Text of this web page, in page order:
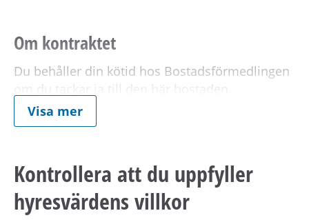
Om kontraktet
Du behåller din kötid hos Bostadsförmedlingen
om du tackar ja till den här bostaden.
Boendetiden kan bli längre än beräknat på
grund av planerad renovering i området.
Visa mer
Kontrollera att du uppfyller
hyresvärdens villkor